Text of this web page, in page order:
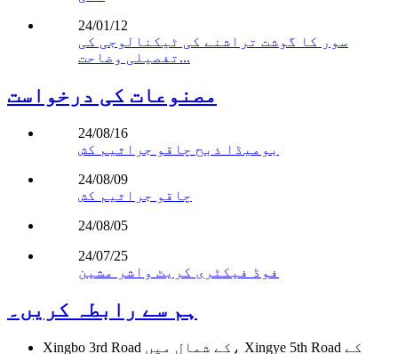
24/01/12
سور کا گوشت تراشنے کی ٹیکنالوجی کی
تفصیلی وضاحت...
مصنوعات کی درخواست
24/08/16
بومیڈا ذبح چاقو جراثیم کش
24/08/09
چاقو جراثیم کش
24/08/05
24/07/25
فوڈ فیکٹری کریٹ واشر مشین
ہم سے رابطہ کریں۔
Xingbo 3rd Road کے شمال میں، Xingye 5th Road کے